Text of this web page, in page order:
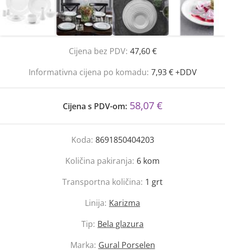
Cijena bez PDV: 47,60 €
Informativna cijena po komadu: 7,93 € +DDV
Cijena s PDV-om: 58,07 €
Koda: 8691850404203
Količina pakiranja: 6 kom
Transportna količina: 1 grt
Linija: Karizma
Tip: Bela glazura
Marka: Gural Porselen